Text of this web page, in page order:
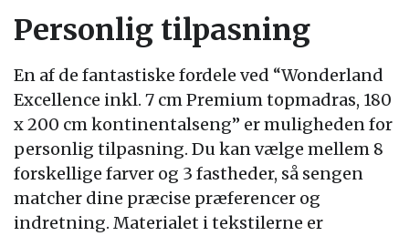
Personlig tilpasning
En af de fantastiske fordele ved “Wonderland
Excellence inkl. 7 cm Premium topmadras, 180
x 200 cm kontinentalseng” er muligheden for
personlig tilpasning. Du kan vælge mellem 8
forskellige farver og 3 fastheder, så sengen
matcher dine præcise præferencer og
indretning. Materialet i tekstilerne er